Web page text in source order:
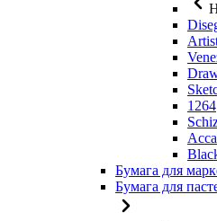
1264
Бумага для
Бумага для